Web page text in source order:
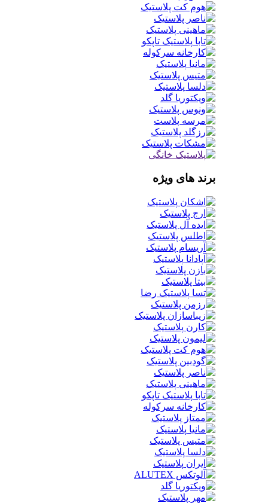
برند های ویژه